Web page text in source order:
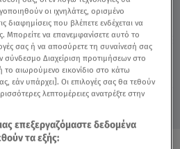
2026
GOSSIP ΝΕΑ
οι ιχνηλάτες, ορισμένο
διαφημίσεις που βλέπετε ενδέχεται να
Μπορείτε να επανεμφανίσετε αυτό το
σας ή να αποσύρετε τη συναίνεσή σας
Διαχείριση προτιμήσεων στο
το αιωρούμενο εικονίδιο στο κάτω
εάν υπάρχει]. Οι επιλογές σας θα τεθούν
λεπτομέρειες ανατρέξτε στην
επεξεργαζόμαστε δεδομένα
τα εξής: